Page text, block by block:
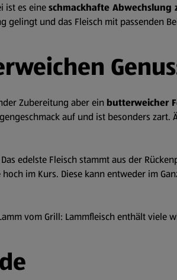
ist es eineschmackhafte Abwechslung
gelingt und das Fleisch mit passenden
Zubereitung aber ein butterweicher
auf und ist besonders
edelste Fleisch stammt aus der
im Kurs. Diese kann entweder im
vom Grill: Lammfleisch enthält viele